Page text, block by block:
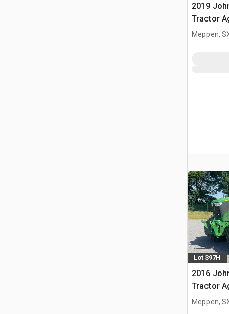
2019
Tractor
Meppen,
Lot 397H
2016
Tractor
Meppen,